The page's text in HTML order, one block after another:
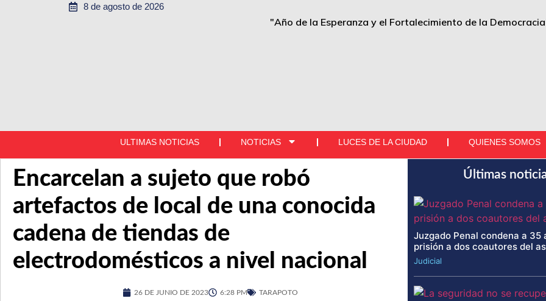
8 de agosto de 2026
"Año de la Esperanza y el Fortalecimiento de la
ULTIMAS NOTICIAS NOTICIAS LUCES DE LA CIUDAD QUIENES SOMOS
Encarcelan a sujeto que robó
artefactos de local de una conocida
cadena de tiendas de
electrodomésticos a nivel nacional
26 DE JUNIO DE 2023 6:28 PM TARAPOTO
Últimas
Juzgado Penal condena a 35
prisión a dos coautores del
Judicial